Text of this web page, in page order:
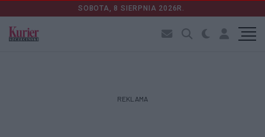
SOBOTA, 8 SIERPNIA 2026R.
REKLAMA